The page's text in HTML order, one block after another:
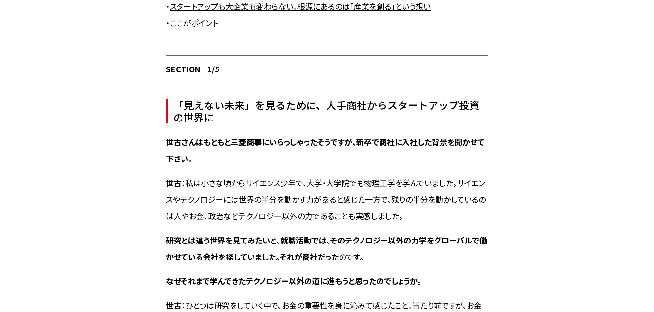
・スタートアップも大企業も変わらない。根源にあるのは「産業を創る」という想い
・ここがポイント
SECTION 1/5
「見えない未来」を見るために、大手商社からスタートアップ投資
の世界に
――世古さんはもともと三菱商事にいらっしゃったそうですが、新卒で商社に入社した背景を聞かせて
下さい。
世古：私は小さな頃からサイエンス少年で、大学・大学院でも物理工学を学んでいました。サイエン
スやテクノロジーには世界の半分を動かす力があると感じた一方で、残りの半分を動かしているの
は人やお金、政治などテクノロジー以外の力であることも実感しました。
研究とは違う世界を見てみたいと、就職活動では、そのテクノロジー以外の力学をグローバルで働
かせている会社を探していました。それが商社だったのです。
――なぜそれまで学んできたテクノロジー以外の道に進もうと思ったのでしょうか。
世古：ひとつは研究をしていく中で、お金の重要性を身に沁みて感じたこと。当たり前ですが、お金